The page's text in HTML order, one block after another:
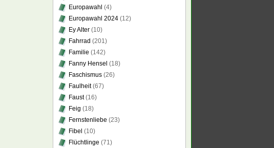
Europawahl (4)
Europawahl 2024 (12)
Ey Alter (10)
Fahrrad (201)
Familie (142)
Fanny Hensel (18)
Faschismus (26)
Faulheit(67)
Faust(16)
Feig (18)
Fernstenliebe (23)
Fibel (10)
Flüchtlinge (71)